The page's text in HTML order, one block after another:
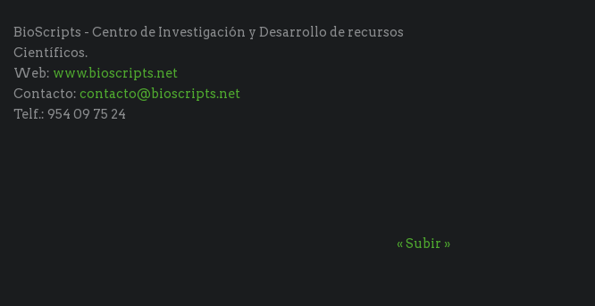
BioScripts - Centro de Investigación y Desarrollo de recursos
Científicos.
Web: www.bioscripts.net
Contacto:contacto@bioscripts.net
Telf.: 954 09 75 24
« Subir »